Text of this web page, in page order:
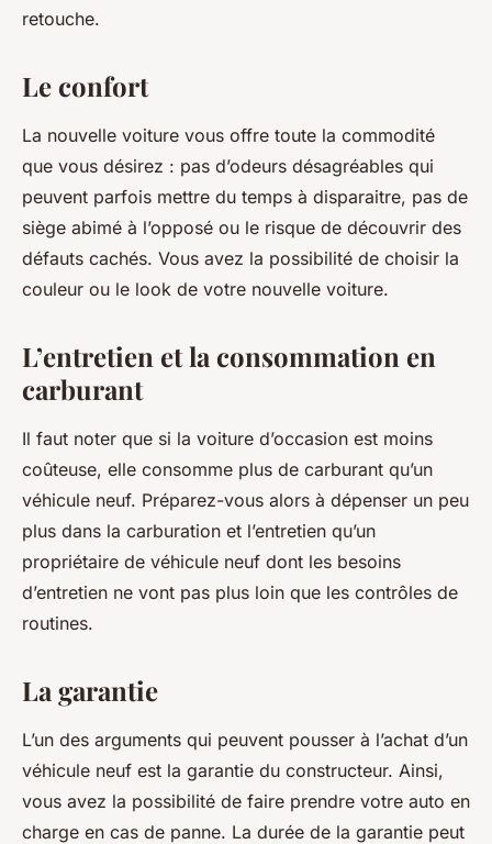
retouche.
Le confort
La nouvelle voiture vous offre toute la commodité
que vous désirez : pas d’odeurs désagréables qui
peuvent parfois mettre du temps à disparaitre, pas de
siège abimé à l’opposé ou le risque de découvrir des
défauts cachés. Vous avez la possibilité de choisir la
couleur ou le look de votre nouvelle voiture.
L’entretien et la consommation en
carburant
Il faut noter que si la voiture d’occasion est moins
coûteuse, elle consomme plus de carburant qu’un
véhicule neuf. Préparez-vous alors à dépenser un peu
plus dans la carburation et l’entretien qu’un
propriétaire de véhicule neuf dont les besoins
d’entretien ne vont pas plus loin que les contrôles de
routines.
La garantie
L’un des arguments qui peuvent pousser à l’achat d’un
véhicule neuf est la garantie du constructeur. Ainsi,
vous avez la possibilité de faire prendre votre auto en
charge en cas de panne. La durée de la garantie peut